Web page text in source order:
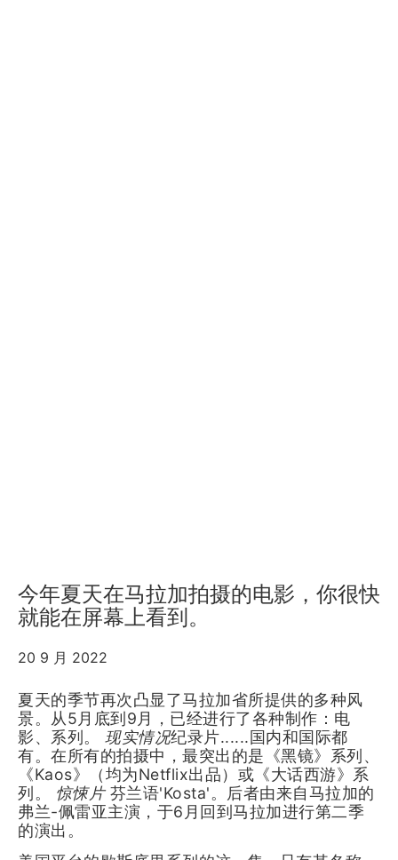
今年夏天在马拉加拍摄的电影，你很快
就能在屏幕上看到。
20 9 月 2022
夏天的季节再次凸显了马拉加省所提供的多种风
景。从5月底到9月，已经进行了各种制作：电
影、系列。 现实情况纪录片......国内和国际都
有。在所有的拍摄中，最突出的是《黑镜》系列、
《Kaos》（均为Netflix出品）或《大话西游》系
列。 惊悚片芬兰语'Kosta'。后者由来自马拉加的
弗兰-佩雷亚主演，于6月回到马拉加进行第二季
的演出。